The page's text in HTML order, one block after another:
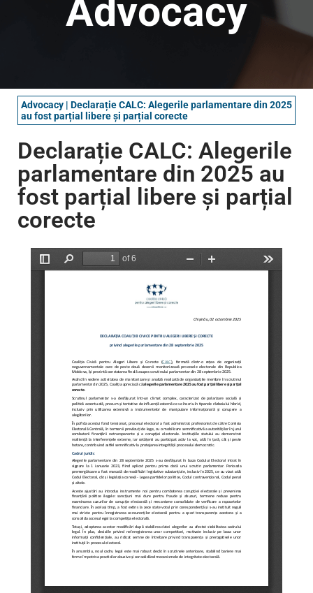
Advocacy
Advocacy | Declarație CALC: Alegerile parlamentare din 2025
au fost parțial libere și parțial corecte
Declarație CALC: Alegerile
parlamentare din 2025 au
fost parțial libere și parțial
corecte